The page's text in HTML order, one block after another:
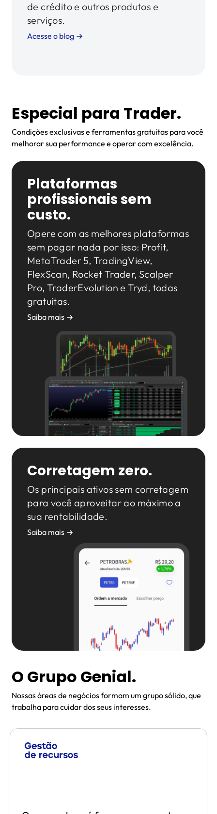
de crédito e outros produtos e
serviços.
Acesse o blog
Especial para Trader.
Condições exclusivas e ferramentas gratuitas para você
melhorar sua performance e operar com excelência.
Plataformas
profissionais sem
custo.
Opere com as melhores plataformas
sem pagar nada por isso: Profit,
MetaTrader 5, TradingView,
FlexScan, Rocket Trader, Scalper
Pro, TraderEvolution e Tryd, todas
gratuitas.
Saiba mais
Corretagem zero.
Os principais ativos sem corretagem
para você aproveitar ao máximo a
sua rentabilidade.
Saiba mais
O Grupo Genial.
Nossas áreas de negócios formam um grupo sólido, que
trabalha para cuidar dos seus interesses.